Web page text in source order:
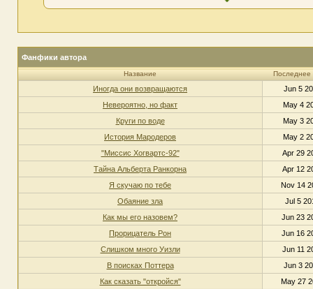
Фанфики автора
Название Последнее
Иногда они возвращаются
Jun 5
Невероятно, но факт
May 4
Круги по воде
May 3
История Мародеров
May 2
"Миссис Хогвартс-92"
Apr 29
Тайна Альберта Ранкорна
Apr 12
Я скучаю по тебе
Nov 14
Обаяние зла
Jul 5
Как мы его назовем?
Jun 23
Прорицатель Рон
Jun 16
Слишком много Уизли
Jun 11
В поисках Поттера
Jun 3
Как сказать "откройся"
May 27